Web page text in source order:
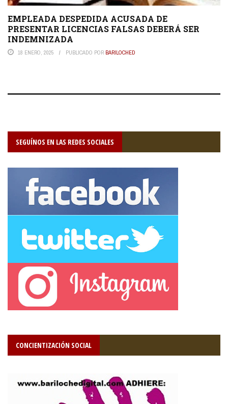
EMPLEADA DESPEDIDA ACUSADA DE
PRESENTAR LICENCIAS FALSAS DEBERÁ SER
INDEMNIZADA
18 ENERO, 2025 PUBLICADO POR BARILOCHED
SEGUÍNOS EN LAS REDES SOCIALES
CONCIENTIZACIÓN SOCIAL